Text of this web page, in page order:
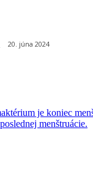
20. júna 2024